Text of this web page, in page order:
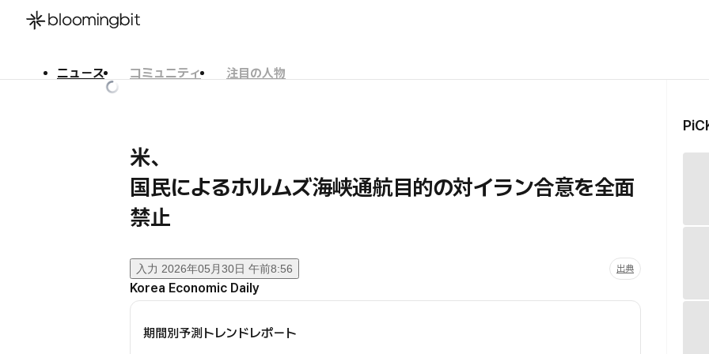
ニュース コミュニティ
注目の人物
米、
国民によるホルムズ海峡通航目的の対イラン合意を全面
禁止
入力 2026年05月30日 午前8:56 出典
Korea Economic Daily
期間別予測トレンドレポート